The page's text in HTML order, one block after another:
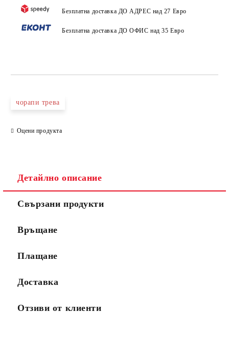
Безплатна доставка ДО АДРЕС над 27 Евро
Безплатна доставка ДО ОФИС над 35 Евро
чорапи трева
Оцени продукта
Детайлно описание
Свързани продукти
Връщане
Плащане
Доставка
Отзиви от клиенти